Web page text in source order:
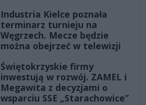
Industria Kielce poznała
terminarz turnieju na
Węgrzech. Mecze będzie
można obejrzeć w telewizji
Świętokrzyskie firmy
inwestują w rozwój. ZAMEL i
Megawita z decyzjami o
wsparciu SSE „Starachowice”